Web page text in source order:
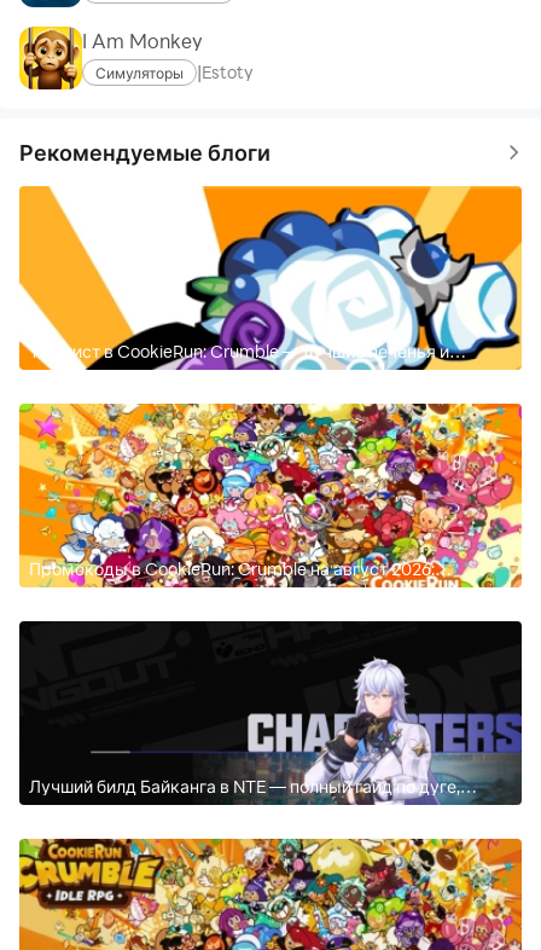
I Am Monkey
Симуляторы |Estoty
Рекомендуемые блоги
Тир лист в CookieRun: Crumble — лучшие печенья и
потомцы
Промокоды в CookieRun: Crumble на август 2026:
бесплатные награды
Лучший билд Байканга в NTE — полный гайд по дуге,
консоли и отряду